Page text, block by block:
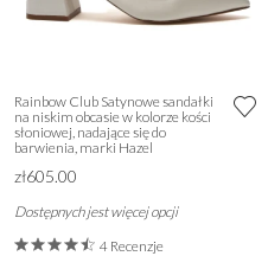
Rainbow Club Satynowe sandałki
na niskim obcasie w kolorze kości
słoniowej, nadające się do
barwienia, marki Hazel
zł605.00
Dostępnych jest więcej opcji
4 Recenzje